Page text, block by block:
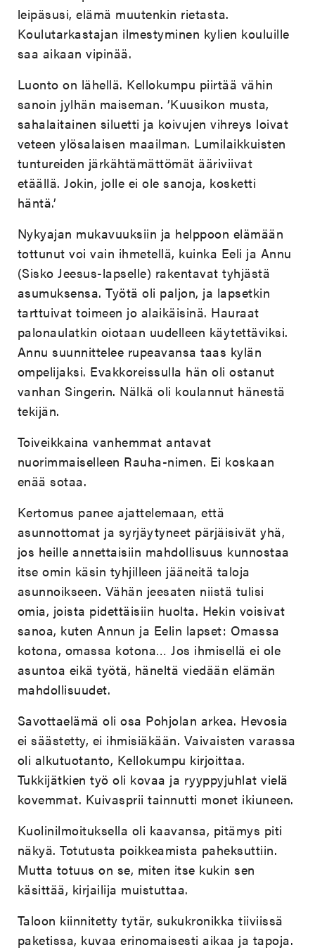
leipäsusi, elämä muutenkin rietasta.
Koulutarkastajan ilmestyminen kylien kouluille
saa aikaan vipinää.
Luonto on lähellä. Kellokumpu piirtää vähin
sanoin jylhän maiseman. ’Kuusikon musta,
sahalaitainen siluetti ja koivujen vihreys loivat
veteen ylösalaisen maailman. Lumilaikkuisten
tuntureiden järkähtämättömät ääriviivat
etäällä. Jokin, jolle ei ole sanoja, kosketti
häntä.’
Nykyajan mukavuuksiin ja helppoon elämään
tottunut voi vain ihmetellä, kuinka Eeli ja Annu
(Sisko Jeesus-lapselle) rakentavat tyhjästä
asumuksensa. Työtä oli paljon, ja lapsetkin
tarttuivat toimeen jo alaikäisinä. Hauraat
palonaulatkin oiotaan uudelleen käytettäviksi.
Annu suunnittelee rupeavansa taas kylän
ompelijaksi. Evakkoreissulla hän oli ostanut
vanhan Singerin. Nälkä oli koulannut hänestä
tekijän.
Toiveikkaina vanhemmat antavat
nuorimmaiselleen Rauha-nimen. Ei koskaan
enää sotaa.
Kertomus panee ajattelemaan, että
asunnottomat ja syrjäytyneet pärjäisivät yhä,
jos heille annettaisiin mahdollisuus kunnostaa
itse omin käsin tyhjilleen jääneitä taloja
asunnoikseen. Vähän jeesaten niistä tulisi
omia, joista pidettäisiin huolta. Hekin voisivat
sanoa, kuten Annun ja Eelin lapset: Omassa
kotona, omassa kotona… Jos ihmisellä ei ole
asuntoa eikä työtä, häneltä viedään elämän
mahdollisuudet.
Savottaelämä oli osa Pohjolan arkea. Hevosia
ei säästetty, ei ihmisiäkään. Vaivaisten varassa
oli alkutuotanto, Kellokumpu kirjoittaa.
Tukkijätkien työ oli kovaa ja ryyppyjuhlat vielä
kovemmat. Kuivasprii tainnutti monet ikiuneen.
Kuolinilmoituksella oli kaavansa, pitämys piti
näkyä. Totutusta poikkeamista paheksuttiin.
Mutta totuus on se, miten itse kukin sen
käsittää, kirjailija muistuttaa.
Taloon kiinnitetty tytär, sukukronikka tiiviissä
paketissa, kuvaa erinomaisesti aikaa ja tapoja.